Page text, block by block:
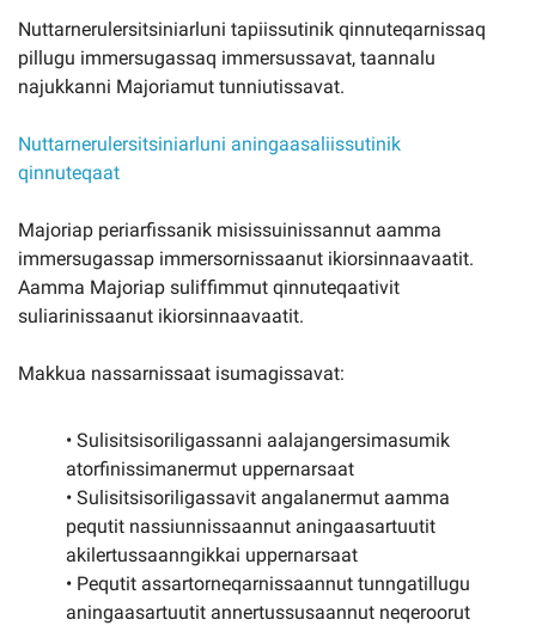
Nuttarnerulersitsiniarluni tapiissutinik qinnuteqarnissaq
pillugu immersugassaq immersussavat, taannalu
najukkanni Majoriamut tunniutissavat.
Nuttarnerulersitsiniarluni aningaasaliissutinik
qinnuteqaat
Majoriap periarfissanik misissuinissannut aamma
immersugassap immersornissaanut ikiorsinnaavaatit.
Aamma Majoriap suliffimmut qinnuteqaativit
suliarinissaanut ikiorsinnaavaatit.
Makkua nassarnissaat isumagissavat:
• Sulisitsisoriligassanni aalajangersimasumik
atorfinissimanermut uppernarsaat
• Sulisitsisoriligassavit angalanermut aamma
pequtit nassiunnissaannut aningaasartuutit
akilertussaanngikkai uppernarsaat
• Pequtit assartorneqarnissaannut tunngatillugu
aningaasartuutit annertussusaannut neqeroorut